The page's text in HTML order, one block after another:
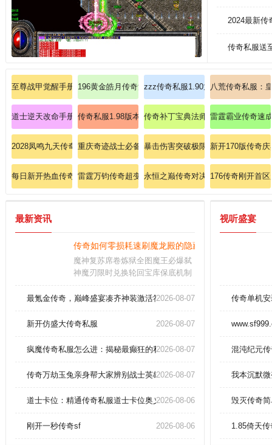
2024最新传
传奇私服送
至尊战甲觉醒手册横扫赤月恶魔的终极奥义！
196黄金皓月传奇清除虎卫的方法zzz传奇私服1.90龙魂合击：龙魂合
八荒传奇私服：
道士逆天改命手册：召唤月灵+嗜血术瞬秒暗之触龙神攻略！
传奇私服1.98版本神龙：重燃1.98神龙传奇，再现巅峰
传奇补丁宝典法师篇：冰咆哮进阶
雷霆霸业传奇速
2028凤鸣九天传奇私服：凤凰涅槃，九天之力觉醒
重庆奇迹战士必备逐日剑法终极指南。
暴击伤害突破极限！天命之子必抢
新开170版传奇
每日新开热血传奇消灭邪恶毒蛇的方式！
雷霆万钧传奇超变版：地狱雷光瞬清全屏极限冲级！
永恒之巅传奇对决道士如何极致强
176传奇刚开首
最新资讯
传奇如何零损耗速刷魔龙殿的隐藏宝典？
魔神复苏席卷炼狱全图魔王必爆弑
神魔刃限时兑换轮回宝库保底机制
率必出开天斧
最氪金传奇，巅峰盛宴凑齐神装激活符咒2026-08-07
新开仿盛大传奇私服 2026-08-07
疯魔传奇私服怎么进：揭秘最癫狂的私服大陆！
2026-08-07
传奇万劫玉兔亲身帮大家辨别战士英雄骷髅咒。
2026-08-07
道士卡位：精通传奇私服道士卡位奥义，碾压魔龙殿
2026-08-06
刚开一秒传奇sf 2026-08-06
视听盛宴
传奇单机
混沌纪元
我本沉默
毁灭传奇
1.85倚天